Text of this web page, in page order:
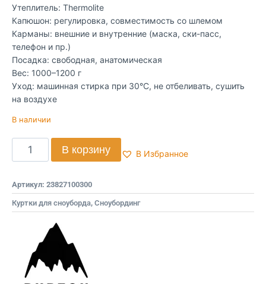
Утеплитель: Thermolite
Капюшон: регулировка, совместимость со шлемом
Карманы: внешние и внутренние (маска, ски-пасс,
телефон и пр.)
Посадка: свободная, анатомическая
Вес: 1000–1200 г
Уход: машинная стирка при 30°C, не отбеливать, сушить
на воздухе
В наличии
В корзину В Избранное
Артикул: 23827100300
Куртки для сноуборда, Сноубординг